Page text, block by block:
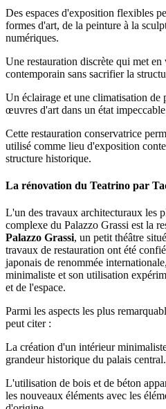
Des espaces d'exposition flexibles
formes d'art, de la peinture à la
numériques.
Une restauration discrète qui met
contemporain sans sacrifier la
Un éclairage et une climatisation de
œuvres d'art dans un état
Cette restauration conservatrice
utilisé comme lieu d'exposition
structure historique.
La rénovation du Teatrino par
L'un des travaux architecturaux les
complexe du Palazzo Grassi est la
Palazzo Grassi, un petit théâtre
travaux de restauration ont été
japonais de renommée
minimaliste et son utilisation
et de l'espace.
Parmi les aspects les plus
peut citer :
La création d'un intérieur
grandeur historique du palais central.
L'utilisation de bois et de béton
les nouveaux éléments avec les